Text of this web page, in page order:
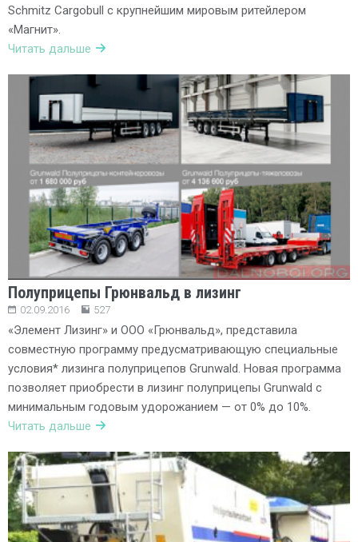
Schmitz Cargobull с крупнейшим мировым ритейлером
«Магнит».
Читать дальше
Полуприцепы Грюнвальд в лизинг
02.09.2016 527
«Элемент Лизинг» и ООО «Грюнвальд», представила
совместную программу предусматривающую специальные
условия* лизинга полуприцепов Grunwald. Новая программа
позволяет приобрести в лизинг полуприцепы Grunwald с
минимальным годовым удорожанием — от 0% до 10%.
Читать дальше